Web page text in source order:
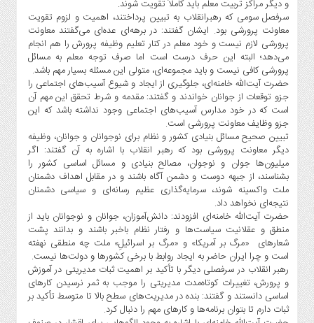
و دیگر مراکز تربیت معلم باید کاملاً تقویت شوند.
سرفصل سومی که رهبرانقلاب به تبیین پرداختند، اهمیت و لزوم تقویت
معاونت پرورشی بود. ایشان گفتند: در برهه‌ای عده‌ای می‌گفتند معاونت
پرورشی لازم نیست و خود معلم در کنار تعلیم وظیفه پرورش را هم انجام
می‌دهد؛‌ البته این حرف درست است اما صرف توجه معلم به مسائل
پرورشی کافی نیست و باید مجموعه‌ای، متولی این مسئله بسیار مهم باشد.
حضرت آیت‌الله خامنه‌ای، جلوگیری از ایجاد و شیوع آسیب‌های اجتماعی را
جزو توقعات از جوانان خواندند و گفتند: مقدمه و شرط تحقق این مهم آن
است که در خود مدارس آسیب‌های اجتماعی وجود نداشته باشد که این
جزو وظایف معاونت پرورشی است.
تبیین صحیح مسائل بنیادی کشور و نظام برای نوجوانان و جوانان، وظیفه
دیگر معاونت پرورشی بود که رهبر انقلاب با اشاره به آن گفتند: اگر
میلیون‌ها جوان و نوجوان، مصالح بنیادی و مسائل اساسی کشور را
بشناسند، از جبهه دوست و دشمن آگاه باشند و در مقابل اهداف دشمنان
ملت واکسینه شوند، سرمایه‌گذاری عظیم رسانه‌ای و سیاسی دشمنان
نتیجه‌ای نخواهد داد.
حضرت آیت‌الله خامنه‌ای افزودند: دانش‌آموزان، جوانان و نوجوانان باید از
منطق و عقلانیت سیاست‌ها و رفتار نظام باخبر باشند و بدانند پشت
شعارهای «مرگ بر آمریکا» و «مرگ بر اسرائیلِ» ملت چه منطقی نهفته
است و چرا ایران حاضر به ایجاد روابط با برخی کشورها و دولت‌ها نیست.
رهبر انقلاب در سرفصلی دیگر با تأکید بر اهمیت ثبات مدیریتی در آموزش
و پرورش، تغییرات کوتاه‌مدت مدیریتی را موجب به ثمر نرسیدن کارهای
اساسی دانستند و گفتند: بنده در مدیریت‌های سطح بالا تا متوسط تأکید بر
ثبات دارم تا بتوان برنامه‌ها و کارهای مهم را دنبال کرد.